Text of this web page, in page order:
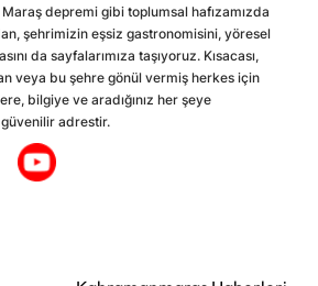
depremi gibi toplumsal hafızamızda
şehrimizin eşsiz gastronomisini, yöresel
da sayfalarımıza taşıyoruz. Kısacası,
veya bu şehre gönül vermiş herkes için
bilgiye ve aradığınız her şeye
adrestir.